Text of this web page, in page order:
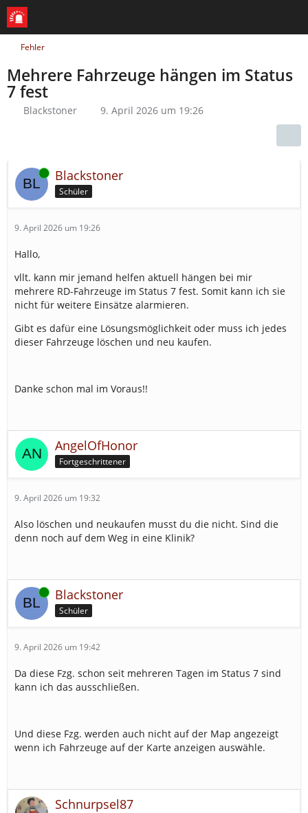
Fehler
Mehrere Fahrzeuge hängen im Status
7 fest
Blackstoner 9. April 2026 um 19:26
Online Blackstoner
Schüler
9. April 2026 um 19:26
Hallo,
vllt. kann mir jemand helfen aktuell hängen bei mir
mehrere RD-Fahrzeuge im Status 7 fest. Somit kann ich sie
nicht für weitere Einsätze alarmieren.
Gibt es dafür eine Lösungsmöglichkeit oder muss ich jedes
dieser Fahrzeuge löschen und neu kaufen.
Danke schon mal im Voraus!!
AngelOfHonor
Fortgeschrittener
9. April 2026 um 19:32
Also löschen und neukaufen musst du die nicht. Sind die
denn noch auf dem Weg in eine Klinik?
Online Blackstoner
Schüler
9. April 2026 um 19:42
Da diese Fzg. schon seit mehreren Tagen im Status 7 sind
kann ich das ausschließen.
Und diese Fzg. werden auch nicht auf der Map angezeigt
wenn ich Fahrzeuge auf der Karte anzeigen auswähle.
Schnurpsel87